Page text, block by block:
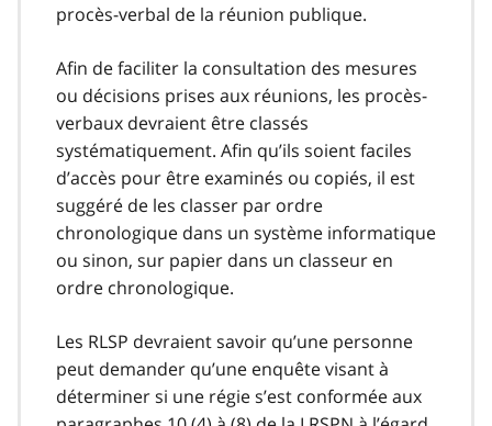
procès-verbal de la réunion publique.
Afin de faciliter la consultation des mesures
ou décisions prises aux réunions, les procès-
verbaux devraient être classés
systématiquement. Afin qu’ils soient faciles
d’accès pour être examinés ou copiés, il est
suggéré de les classer par ordre
chronologique dans un système informatique
ou sinon, sur papier dans un classeur en
ordre chronologique.
Les RLSP devraient savoir qu’une personne
peut demander qu’une enquête visant à
déterminer si une régie s’est conformée aux